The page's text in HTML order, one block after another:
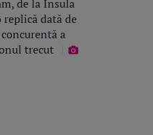
de la Insula
dată de
a
trecut